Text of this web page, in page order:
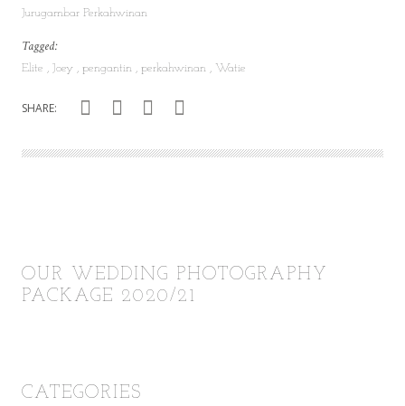
Jurugambar Perkahwinan
Tagged:
Elite Joey pengantin perkahwinan Watie
SHARE:
OUR WEDDING PHOTOGRAPHY
PACKAGE 2020/21
CATEGORIES